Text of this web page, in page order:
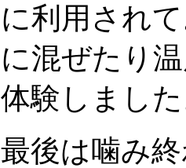
に利用され
に混ぜたり
体験しまし
最後は噛み